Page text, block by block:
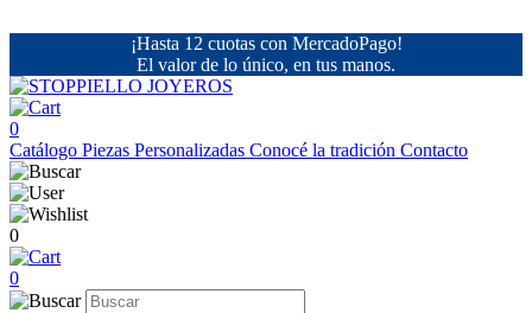
¡Hasta 12 cuotas con MercadoPago!
El valor de lo único, en tus manos.
0
Catálogo Piezas Personalizadas Conocé la tradición Contacto
0
0